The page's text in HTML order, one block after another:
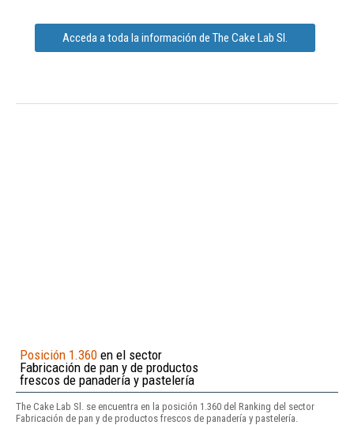
Acceda a toda la información de The Cake Lab Sl.
Posición 1.360 en el sector
Fabricación de pan y de productos
frescos de panadería y pastelería
The Cake Lab Sl. se encuentra en la posición 1.360 del Ranking del sector
Fabricación de pan y de productos frescos de panadería y pastelería.